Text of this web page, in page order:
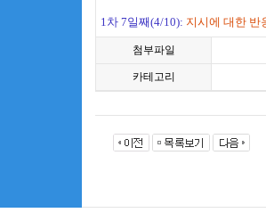
1차 7일째(4/10): 지시에 대한 반
첨부파일
카테고리